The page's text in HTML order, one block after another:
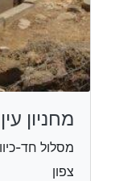
מחניון
מסלול חד-
צפון